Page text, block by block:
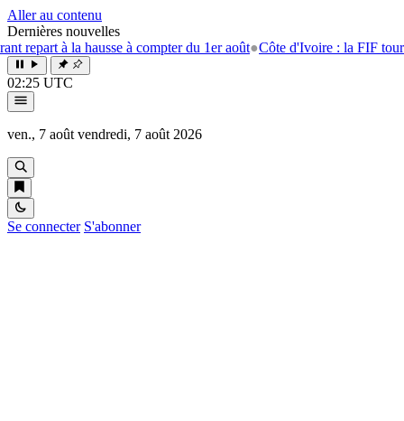
Aller au contenu
Dernières nouvelles
à la hausse à compter du 1er août●Côte d'Ivoire : la FIF tourne la
02:25 UTC
ven., 7 août vendredi, 7 août 2026
Se connecter S'abonner